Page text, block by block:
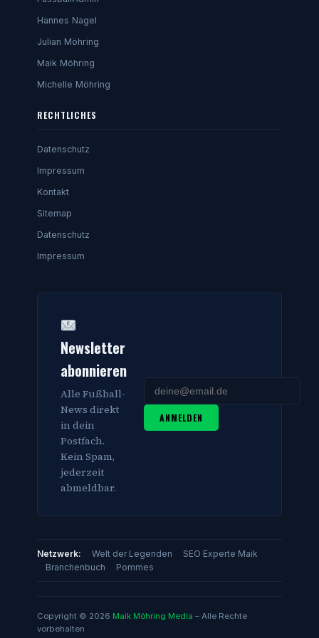
Hannes Nagel
Julian Möhring
Maik Möhring
Michelle Möhring
RECHTLICHES
Datenschutz
Impressum
Kontakt
Sitemap
Datenschutz
Impressum
Newsletter
abonnieren
Alle Fußball-
News direkt
in dein
Postfach.
Kein Spam,
jederzeit
abmeldbar.
ANMELDEN
Netzwerk: Welt der Legenden
SEO Experte Maik
Branchenbuch
Pommes
Copyright © 2026 Maik Möhring Media – Alle Rechte
vorbehalten